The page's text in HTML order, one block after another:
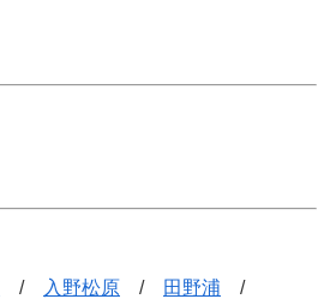
/ 入野松原 / 田野浦 /